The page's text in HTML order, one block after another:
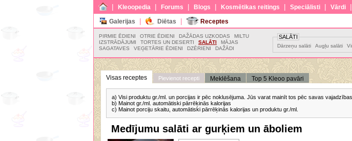
| Kleoopedia | Forums | Blogs | Kosmētikas reitings | Speciālisti | Vārdi |
Galerijas
| Diētas | Receptes
SALĀTI
Dārzeņu salāti Augļu salāti
PIRMIE ĒDIENI OTRIE ĒDIENI DAŽĀDAS UZKODAS
MILTU
IZSTRĀDĀJUMI
TORTES UN DESERTI SALĀTI
MĀJAS
SAGATAVES
VEĢETĀRIE ĒDIENI DZĒRIENI DAŽĀDI
Visas receptes Pievienot recepti Meklēšana Top 5 Kleoo pavāri
a) Visi produktu gr./ml. un porcijas ir pēc noklusējuma. Jūs varat mainīt tos pēc savas vajadzības
b) Mainot gr./ml. automātiski pārrēķinās kalorijas
c) Mainot porciju skaitu, automātiski pārrēķinās kalorijas un produktu gr./ml.
Medījumu salāti ar gurķiem un āboliem